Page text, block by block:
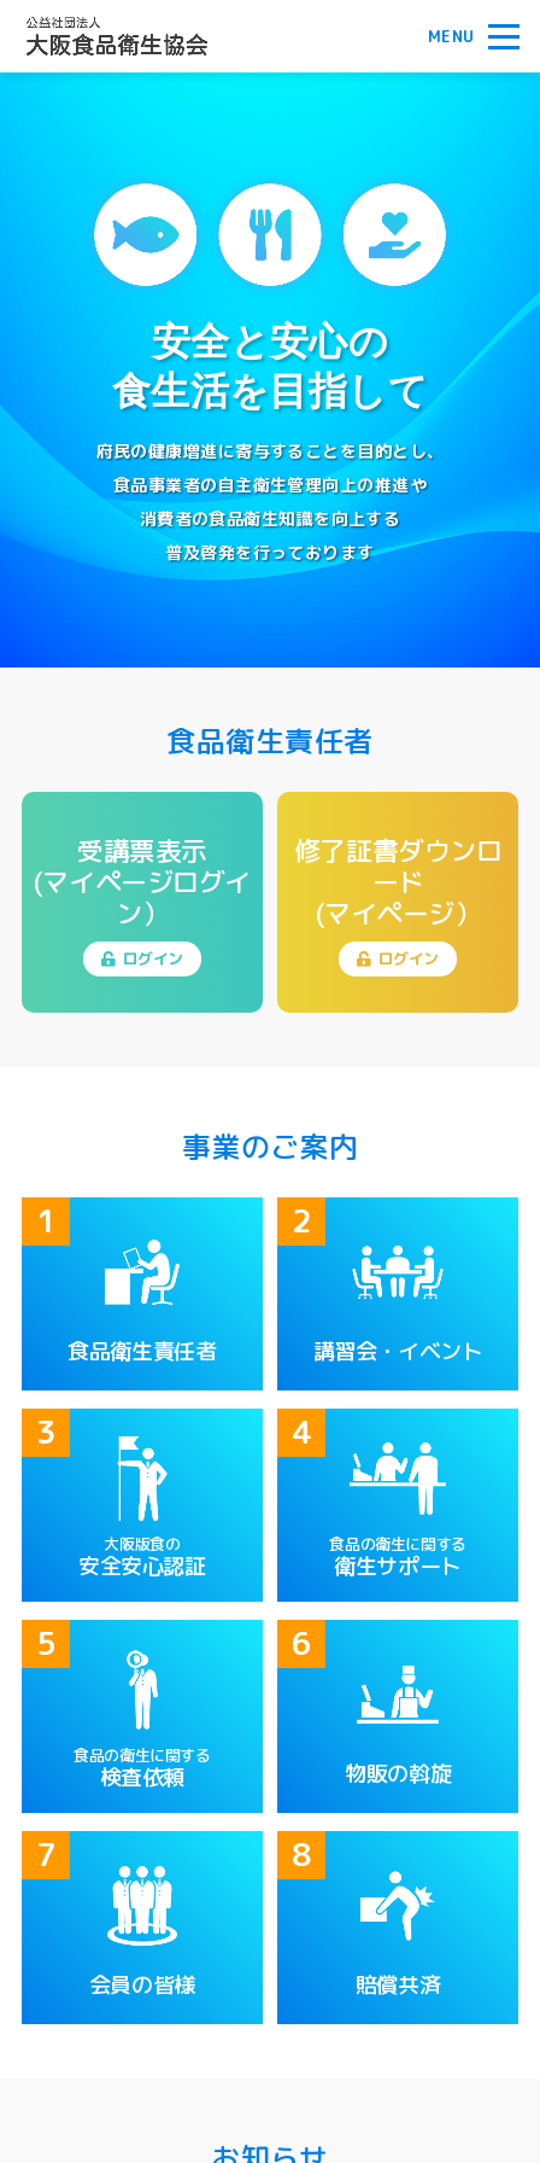
安全と安心の
食生活を目指して
府民の健康増進に寄与することを目的とし、
食品事業者の自主衛生管理向上の推進や
消費者の食品衛生知識を向上する
普及啓発を行っております
食品衛生責任者
受講票表示
(マイページログイ
ン）
ログイン
修了証書ダウンロ
ード
(マイページ）
ログイン
事業のご案内
食品衛生責任者 講習会・イベント
大阪版食の
安全安心認証
食品の衛生に関する
衛生サポート
食品の衛生に関する
検査依頼 物販の斡旋
会員の皆様 賠償共済